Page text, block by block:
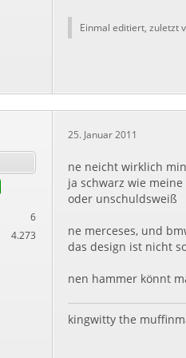
Einmal editiert, zuletzt
6
4.273
25. Januar 2011
ne neicht wirklich
ja schwarz wie meine
oder unschuldsweiß
ne merceses, und
das design ist nicht
nen hammer könnt
kingwitty the